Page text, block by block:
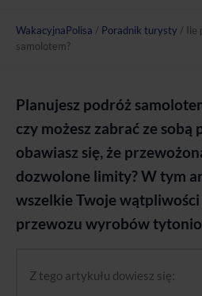
WakacyjnaPolisa / Poradnik turysty /
samolotem?
Planujesz podróż
czy możesz zabrać ze sobą
obawiasz się, że
dozwolone limity? W tym
wszelkie Twoje
przewozu wyrobów
Z tego artykułu dowiesz się: